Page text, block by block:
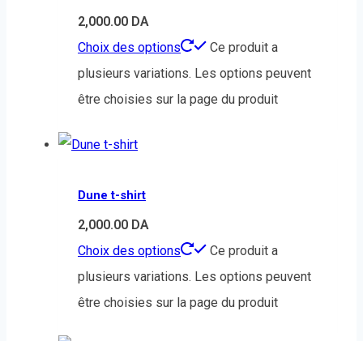
2,000.00 DA
Choix des options
Ce produit a
plusieurs variations. Les options peuvent
être choisies sur la page du produit
Dune t-shirt
2,000.00 DA
Choix des options
Ce produit a
plusieurs variations. Les options peuvent
être choisies sur la page du produit